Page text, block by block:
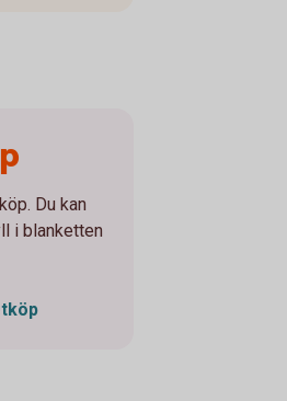
Du kan
i blanketten